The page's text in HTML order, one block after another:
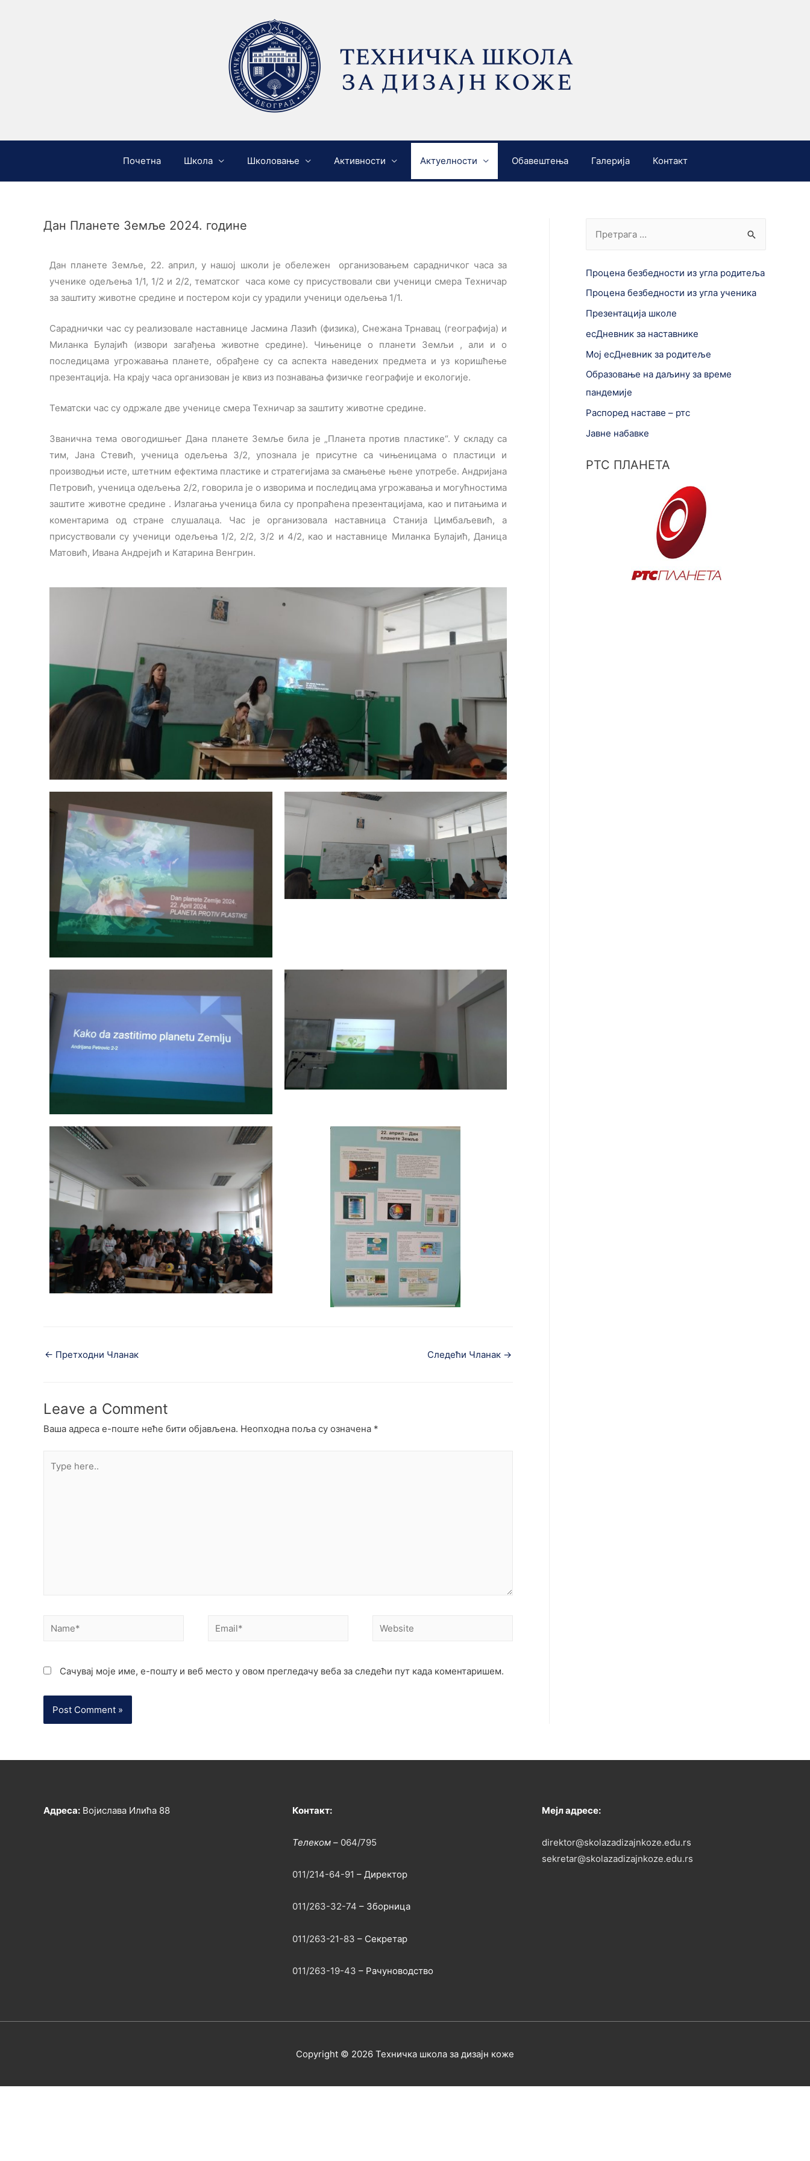
Почетна Школа Школовање Активности Актуелности Обавештења Галерија Контакт
Дан Планете Земље 2024. године
Дан планете Земље, 22. април, у нашој школи је обележен организовањем сарадничког часа за
ученике одељења 1/1, 1/2 и 2/2, тематског часа коме су присуствовали сви ученици смера Техничар
за заштиту животне средине и постером који су урадили ученици одељења 1/1.
Сараднички час су реализовале наставнице Јасмина Лазић (физика), Снежана Трнавац (географија) и
Миланка Булајић (извори загађења животне средине). Чињенице о планети Земљи , али и о
последицама угрожавања планете, обрађене су са аспекта наведених предмета и уз коришћење
презентација. На крају часа организован је квиз из познавања физичке географије и екологије.
Тематски час су одржале две ученице смера Техничар за заштиту животне средине.
Званична тема овогодишњег Дана планете Земље била је „Планета против пластике“. У складу са
тим, Јана Стевић, ученица одељења 3/2, упознала је присутне са чињеницама о пластици и
производњи исте, штетним ефектима пластике и стратегијама за смањење њене употребе. Андријана
Петровић, ученица одељења 2/2, говорила је о изворима и последицама угрожавања и могућностима
заштите животне средине . Излагања ученица била су пропраћена презентацијама, као и питањима и
коментарима од стране слушалаца. Час је организовала наставница Станија Цимбаљевић, а
присуствовали су ученици одељења 1/2, 2/2, 3/2 и 4/2, као и наставнице Миланка Булајић, Даница
Матовић, Ивана Андрејић и Катарина Венгрин.
← Претходни Чланак Следећи Чланак →
Leave a Comment
Ваша адреса е-поште неће бити објављена. Неопходна поља су означена *
Сачувај моје име, е-пошту и веб место у овом прегледачу веба за следећи пут када коментаришем.
Процена безбедности из угла родитеља
Процена безбедности из угла ученика
Презентација школе
есДневник за наставнике
Мој есДневник за родитеље
Образовање на даљину за време
пандемије
Распоред наставе – ртс
Јавне набавке
РТС ПЛАНЕТА
Адреса: Војислава Илића 88 Контакт:
Телеком – 064/795
011/214-64-91 – Директор
011/263-32-74 – Зборница
011/263-21-83 – Секретар
011/263-19-43 – Рачуноводство
Мејл адресе:
direktor@skolazadizajnkoze.edu.rs
sekretar@skolazadizajnkoze.edu.rs
Copyright © 2026 Техничка школа за дизајн коже